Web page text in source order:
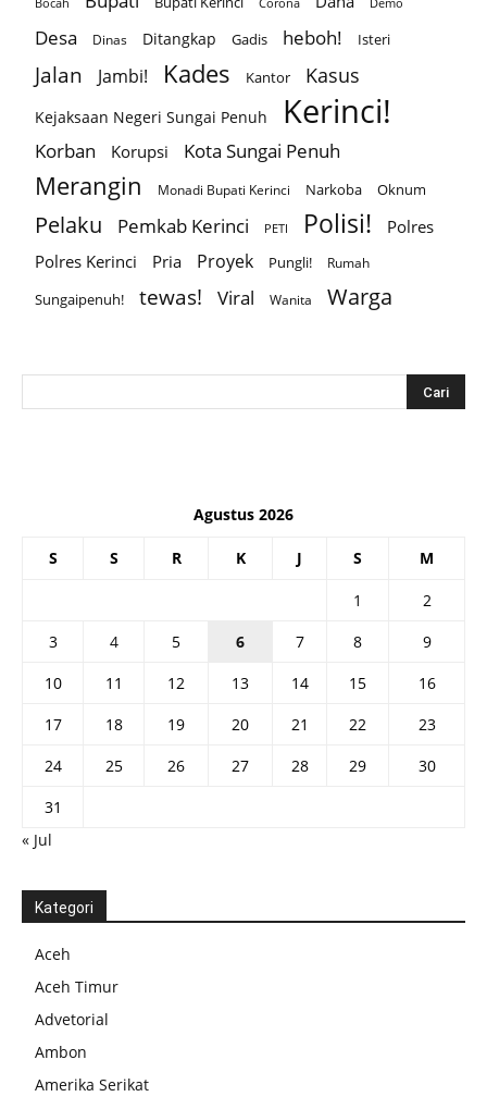
Bocah Demo
Desa Dinas Ditangkap Gadis heboh! Isteri
Jalan Jambi! Kades Kantor Kasus
Kejaksaan Negeri Sungai Penuh Kerinci!
Korban Korupsi Kota Sungai Penuh
Merangin Monadi Bupati Kerinci Narkoba Oknum
Pelaku Pemkab Kerinci PETI Polisi!
Polres
Polres Kerinci
Pria Proyek Pungli! Rumah
Sungaipenuh! tewas! Viral Wanita Warga
Agustus 2026
S S R K J S M
1
2
3
4 5 6 7 8
9
10
11 12 13 14 15
16
17
18 19 20 21 22
23
24
25 26 27 28 29
30
31
« Jul
Kategori
Aceh
Aceh Timur
Advetorial
Ambon
Amerika Serikat